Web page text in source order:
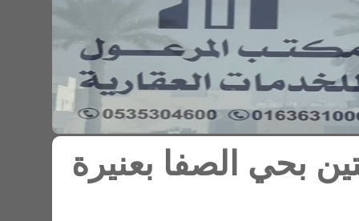
الصفا بعنيرة